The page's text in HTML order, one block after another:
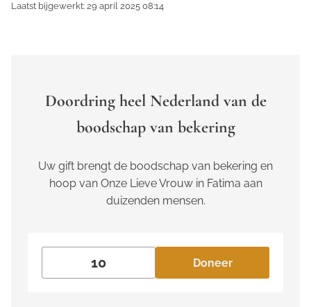
Laatst bijgewerkt: 29 april 2025 08:14
Doordring heel Nederland van de
boodschap van bekering
Uw gift brengt de boodschap van bekering en
hoop van Onze Lieve Vrouw in Fatima aan
duizenden mensen.
Doneer